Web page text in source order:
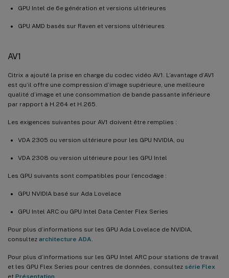
GPU Intel de 6e génération et versions ultérieures
GPU AMD basés sur Raven et versions ultérieures
AV1
Citrix a ajouté la prise en charge du codec vidéo AV1. L’avantage d’AV1
est qu’il offre une compression d’image supérieure, une meilleure
qualité d’image et une consommation de bande passante inférieure
par rapport à H.264 et H.265.
Les exigences suivantes pour AV1 doivent être remplies :
VDA 2305 ou version ultérieure pour les GPU NVIDIA, ou
VDA 2308 ou version ultérieure pour les GPU Intel
Les GPU suivants sont compatibles pour l’encodage :
GPU NVIDIA basé sur Ada Lovelace
GPU Intel ARC ou GPU Intel Data Center Flex Series
Pour plus d’informations sur les GPU Ada Lovelace de NVIDIA,
consultez architecture ADA
Pour plus d’informations sur les GPU Intel ARC pour stations de travail
et les GPU Flex Series pour centres de données, consultez série Flex
et Présentation